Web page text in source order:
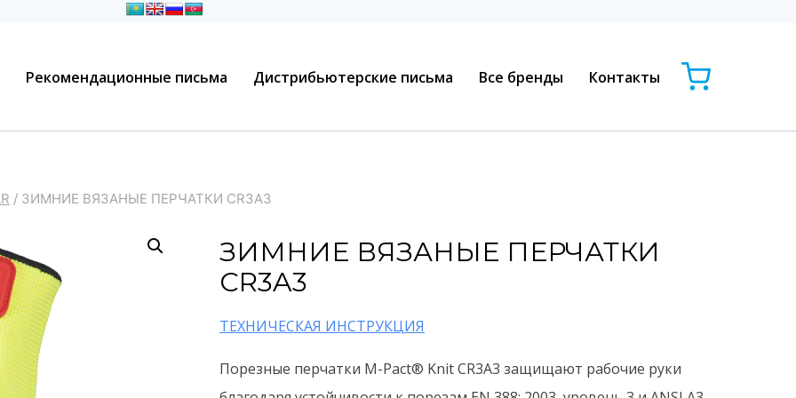
Рекомендационные письма Дистрибьютерские письма Все бренды Контакты
/ ЗИМНИЕ ВЯЗАНЫЕ ПЕРЧАТКИ CR3A3
ЗИМНИЕ ВЯЗАНЫЕ ПЕРЧАТКИ
CR3A3
ТЕХНИЧЕСКАЯ ИНСТРУКЦИЯ
Порезные перчатки M-Pact® Knit CR3A3 защищают рабочие руки